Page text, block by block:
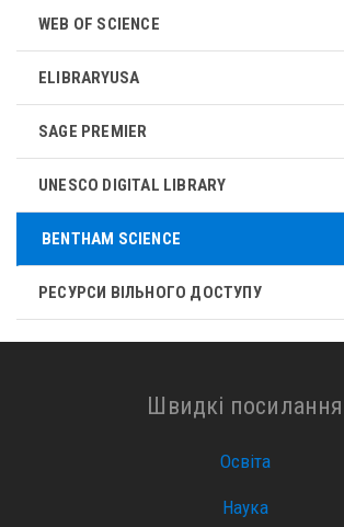
WEB OF SCIENCE
ELIBRARYUSA
SAGE PREMIER
UNESCO DIGITAL LIBRARY
BENTHAM SCIENCE
РЕСУРСИ ВІЛЬНОГО ДОСТУПУ
Швидкі посилання
Освіта
Наука